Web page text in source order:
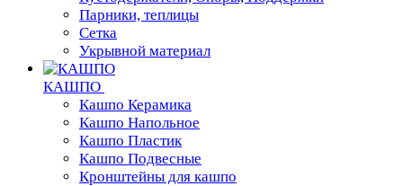
Парники, теплицы
Сетка
Укрывной материал
КАШПО
Кашпо Керамика
Кашпо Напольное
Кашпо Пластик
Кашпо Подвесные
Кронштейны для кашпо